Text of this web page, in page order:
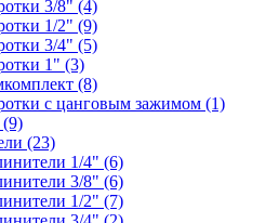
3/8" (4)
1/2" (9)
3/4" (5)
1" (3)
(8)
с цанговым зажимом (1)
(23)
1/4" (6)
3/8" (6)
1/2" (7)